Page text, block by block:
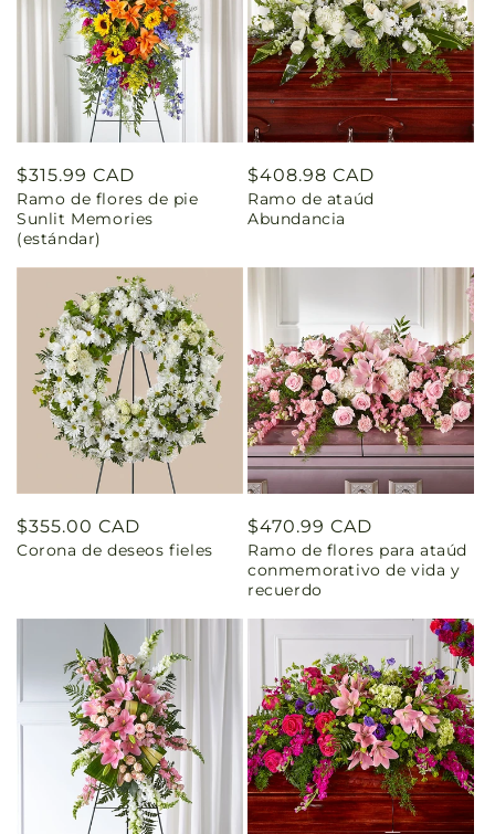
Precio
habitual
$315.99 CAD
Ramo de flores de pie
Sunlit Memories
(estándar)
Precio
habitual
$408.98 CAD
Ramo de ataúd
Abundancia
Precio
habitual
$355.00 CAD
Corona de deseos fieles
Precio
habitual
$470.99 CAD
Ramo de flores para ataúd
conmemorativo de vida y
recuerdo